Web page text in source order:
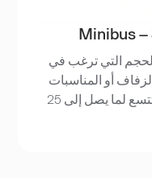
Minibus
التي ترغب في
أو المناسبات
الاجتماعية أو الرحلات الإقليمية. تتسع لما يصل إلى 25